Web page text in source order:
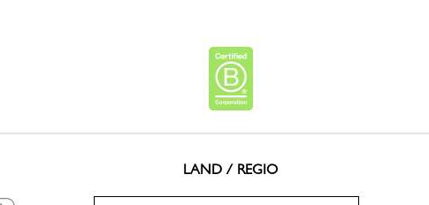
LAND / REGIO